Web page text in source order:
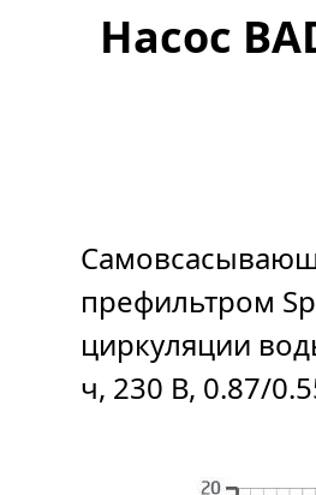
Насос
префильтром
циркуляции
ч, 230 В, 0.87/